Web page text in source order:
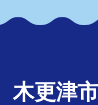
木更津